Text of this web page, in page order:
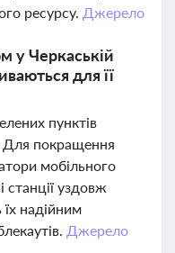
ресурсу. Джерело
у Черкаській
для її
пунктів
Для покращення
мобільного
станції уздовж
надійним
Джерело